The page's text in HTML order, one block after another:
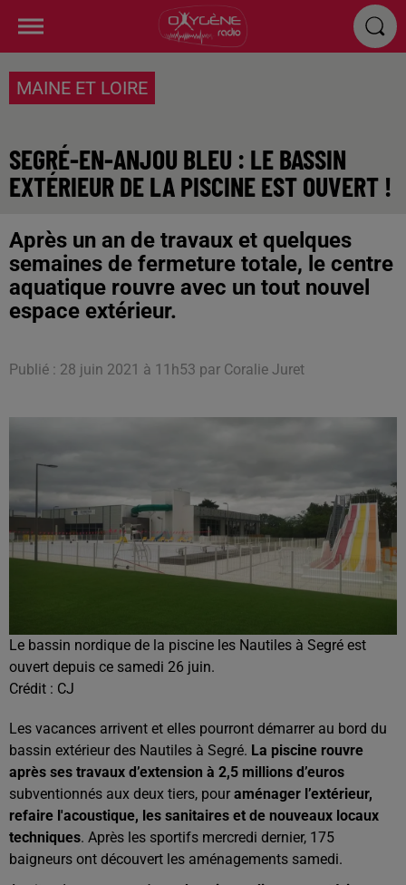
MAINE ET LOIRE
SEGRÉ-EN-ANJOU BLEU : LE BASSIN
EXTÉRIEUR DE LA PISCINE EST OUVERT !
Après un an de travaux et quelques
semaines de fermeture totale, le centre
aquatique rouvre avec un tout nouvel
espace extérieur.
Publié : 28 juin 2021 à 11h53 par Coralie Juret
Le bassin nordique de la piscine les Nautiles à Segré est
ouvert depuis ce samedi 26 juin.
Crédit : CJ
Les vacances arrivent et elles pourront démarrer au bord du
bassin extérieur des Nautiles à Segré. La piscine rouvre
après ses travaux d’extension à 2,5 millions d’euros
subventionnés aux deux tiers, pour aménager l’extérieur,
refaire l'acoustique, les sanitaires et de nouveaux locaux
techniques. Après les sportifs mercredi dernier, 175
baigneurs ont découvert les aménagements samedi.